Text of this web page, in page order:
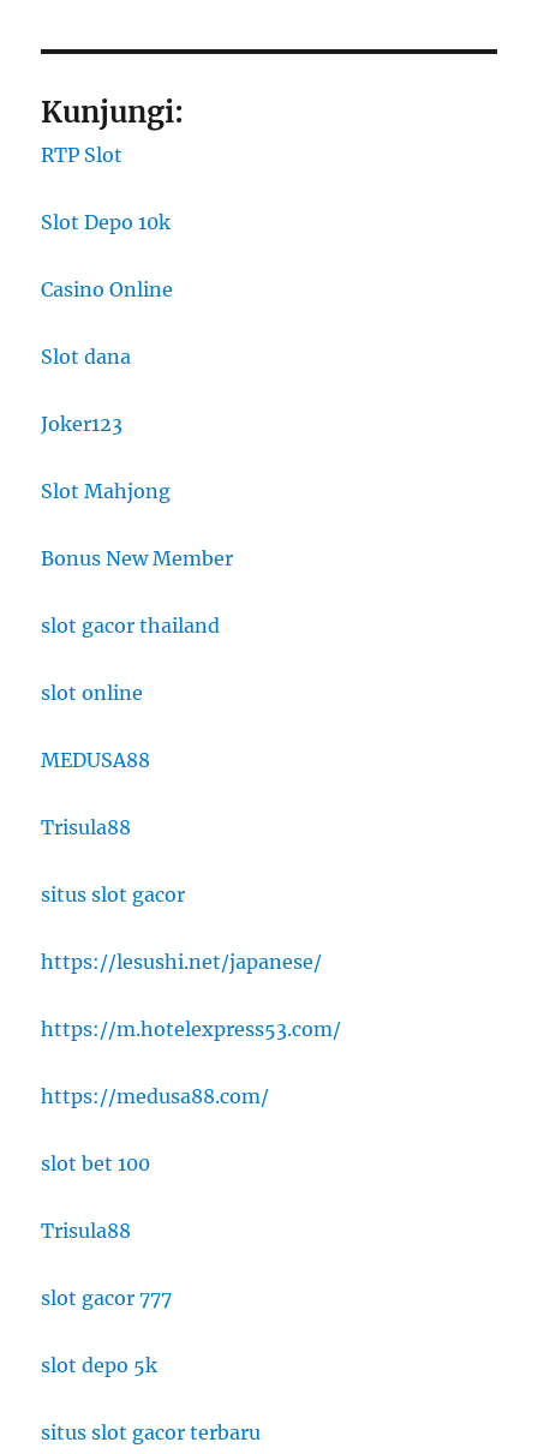
Kunjungi:
RTP Slot
Slot Depo 10k
Casino Online
Slot dana
Joker123
Slot Mahjong
Bonus New Member
slot gacor thailand
slot online
MEDUSA88
Trisula88
situs slot gacor
https://lesushi.net/japanese/
https://m.hotelexpress53.com/
https://medusa88.com/
slot bet 100
Trisula88
slot gacor 777
slot depo 5k
situs slot gacor terbaru